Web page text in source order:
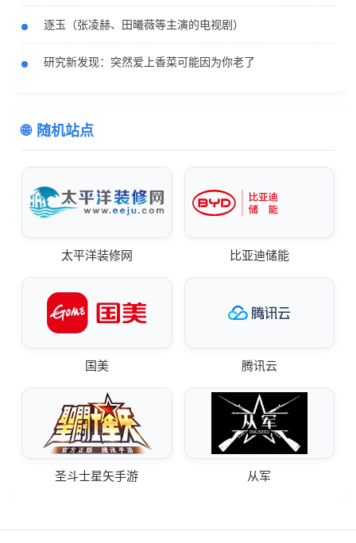
逐玉（张凌赫、田曦薇等主演的电视剧）
研究新发现：突然爱上香菜可能因为你老了
随机站点
太平洋装修网 比亚迪储能
国美 腾讯云
圣斗士星矢手游 从军